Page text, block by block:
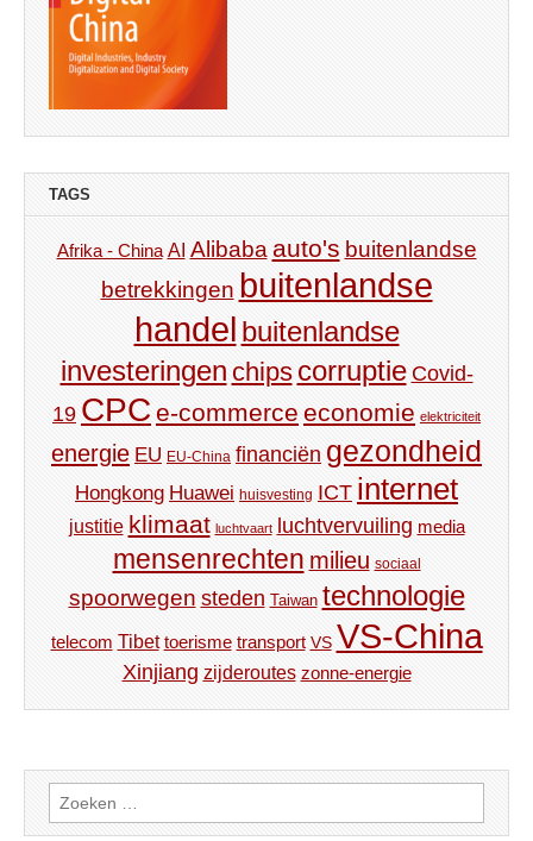
TAGS
Afrika - China AI Alibaba auto's buitenlandse
betrekkingen buitenlandse
handel buitenlandse
investeringen chips corruptie Covid-
19 CPC e-commerce economie elektriciteit
energie EU EU-China financiën gezondheid
Hongkong Huawei huisvesting ICT internet
justitie klimaat luchtvaart luchtvervuiling media
mensenrechten milieu sociaal
spoorwegen steden Taiwan technologie
telecom Tibet toerisme transport VS VS-China
Xinjiang zijderoutes zonne-energie
Zoeken
naar: